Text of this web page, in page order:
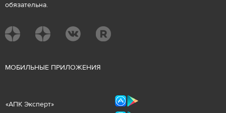
обязательна.
МОБИЛЬНЫЕ ПРИЛОЖЕНИЯ
«АПК Эксперт»